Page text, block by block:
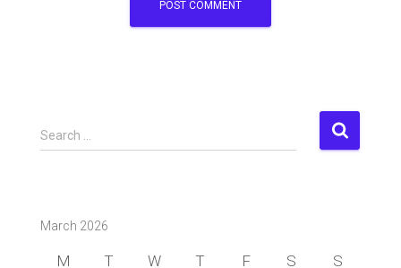
S
e
h
Search …
March 2026
M T W T F S S